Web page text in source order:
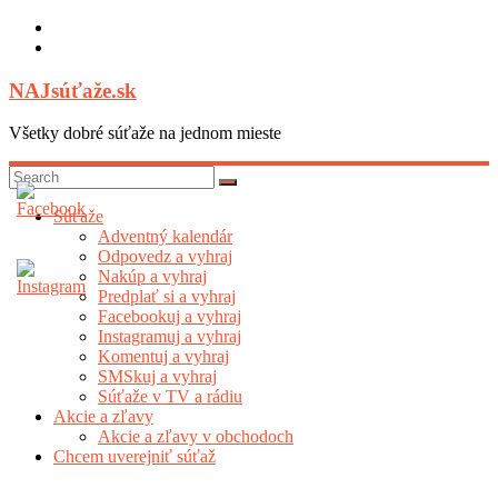
Skip
NAJsúťaže.sk
Všetky dobré súťaže na jednom mieste
Súťaže
Adventný kalendár
Odpovedz a vyhraj
Nakúp a vyhraj
Predplať si a vyhraj
Facebookuj a vyhraj
Instagramuj a vyhraj
Komentuj a vyhraj
SMSkuj a vyhraj
Súťaže v TV a rádiu
Akcie a zľavy
Akcie a zľavy v obchodoch
Chcem uverejniť súťaž